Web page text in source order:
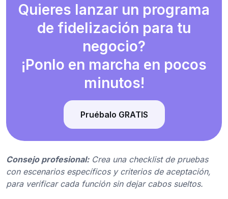
Quieres lanzar un programa
de fidelización para tu
negocio?
¡Ponlo en marcha en pocos
minutos!
Pruébalo GRATIS
Consejo profesional: Crea una checklist de pruebas
con escenarios específicos y criterios de aceptación,
para verificar cada función sin dejar cabos sueltos.